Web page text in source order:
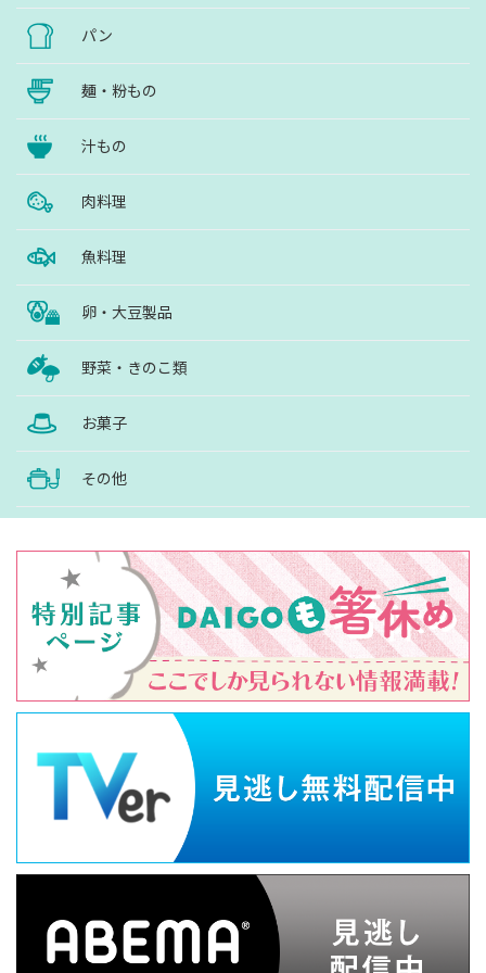
パン
麺・粉もの
汁もの
肉料理
魚料理
卵・大豆製品
野菜・きのこ類
お菓子
その他